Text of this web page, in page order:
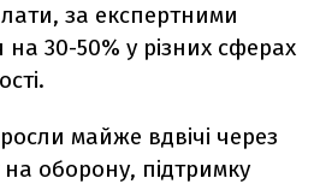
за експертними
30-50% у різних сферах
майже вдвічі через
оборону, підтримку